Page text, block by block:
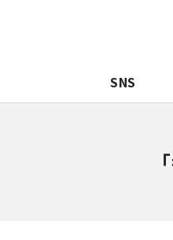
SNS